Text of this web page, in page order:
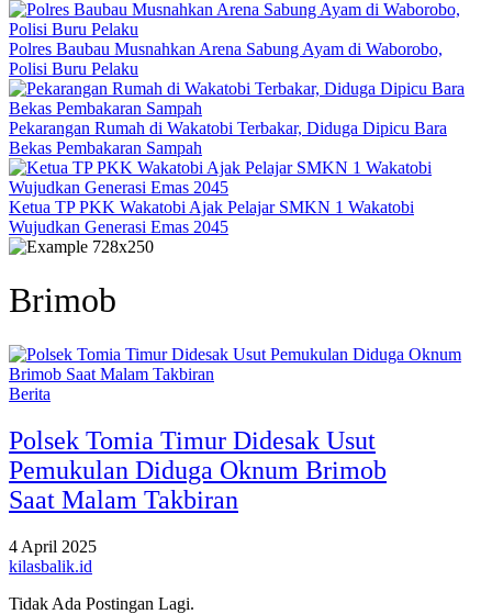
Polres Baubau Musnahkan Arena Sabung Ayam di Waborobo,
Polisi Buru Pelaku
Pekarangan Rumah di Wakatobi Terbakar, Diduga Dipicu Bara
Bekas Pembakaran Sampah
Ketua TP PKK Wakatobi Ajak Pelajar SMKN 1 Wakatobi
Wujudkan Generasi Emas 2045
Brimob
Berita
Polsek Tomia Timur Didesak Usut
Pemukulan Diduga Oknum Brimob
Saat Malam Takbiran
4 April 2025
kilasbalik.id
Tidak Ada Postingan Lagi.